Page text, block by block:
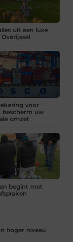
uit een luxe
voor
bescherm uw
omzet
begint met
hoger niveau